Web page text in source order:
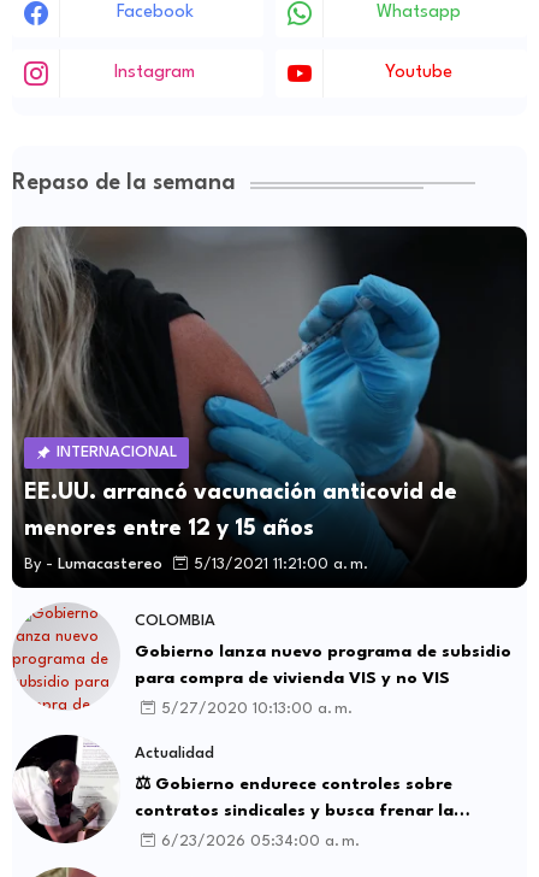
Facebook Whatsapp
Instagram Youtube
Repaso de la semana
INTERNACIONAL
EE.UU. arrancó vacunación anticovid de
menores entre 12 y 15 años
By - Lumacastereo 5/13/2021 11:21:00 a. m.
COLOMBIA
Gobierno lanza nuevo programa de subsidio
para compra de vivienda VIS y no VIS
5/27/2020 10:13:00 a. m.
Actualidad
⚖️ Gobierno endurece controles sobre
contratos sindicales y busca frenar la
intermediación laboral ilegal
6/23/2026 05:34:00 a. m.